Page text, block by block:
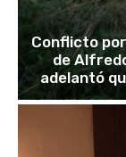
Conflicto
de
adelantó